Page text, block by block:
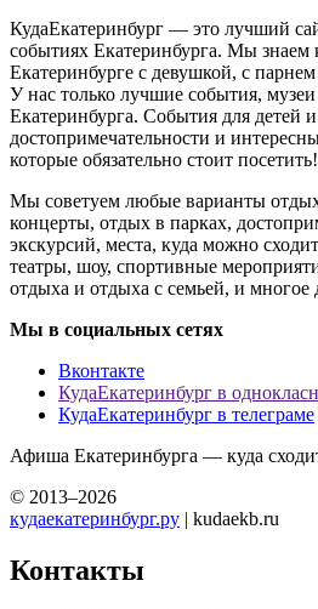
КудаЕкатеринбург — это лучший
событиях Екатеринбурга. Мы знаем
Екатеринбурге с девушкой, с
У нас только лучшие события,
Екатеринбурга. События для детей
достопримечательности и
которые обязательно стоит посетить!
Мы советуем любые варианты
концерты, отдых в парках,
экскурсий, места, куда можно
театры, шоу, спортивные
отдыха и отдыха с семьей, и многое
Мы в социальных сетях
Вконтакте
КудаЕкатеринбург в
КудаЕкатеринбург в телеграме
Афиша Екатеринбурга — куда
© 2013–2026
кудаекатеринбург.ру | kudaekb.ru
Контакты